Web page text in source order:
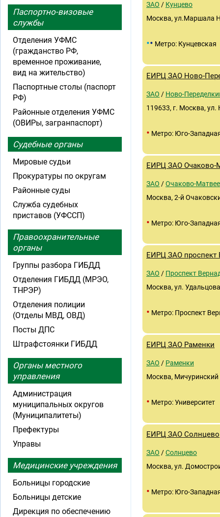
ЗАО / Кунцево
Москва, ул.Маршала
•• Метро: Кунцевская
ЕИРЦ ЗАО Ново-
ЗАО / Ново-
119633, г. Москва,
• Метро: Юго-
ЕИРЦ ЗАО Очаково-
ЗАО /Очаково-
Москва, 2-й
• Метро: Юго-
ЕИРЦ ЗАО проспект
ЗАО / Проспект
Москва, ул.
• Метро: Проспект
ЕИРЦ ЗАО Раменки
ЗАО / Раменки
Москва, Мичуринский
• Метро: Университет
ЕИРЦ ЗАО Солнцево
ЗАО /Солнцево
Москва, ул.
• Метро: Юго-
Паспортно-визовые
службы
Отделения УФМС
(гражданство РФ,
временное проживание,
вид на жительство)
Паспортные столы (паспорт
РФ)
Районные отделения УФМС
(ОВИРы, загранпаспорт)
Судебные органы
Мировые судьи
Прокуратуры по округам
Районные суды
Служба судебных
приставов (УФССП)
Правоохранительные
органы
Группы разбора ГИБДД
Отделения ГИБДД (МРЭО,
ТНРЭР)
Отделения полиции
(Отделы МВД, ОВД)
Посты ДПС
Штрафстоянки ГИБДД
Органы местного
управления
Администрация
муниципальных округов
(Муниципалитеты)
Префектуры
Управы
Медицинские учреждения
Больницы городские
Больницы детские
Дирекция по обеспечению